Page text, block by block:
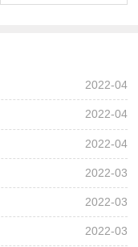
2022-04
2022-04
2022-04
2022-03
2022-03
2022-03